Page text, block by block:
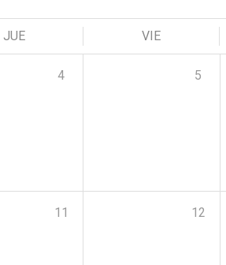
JUE VIE
4 5
11 12